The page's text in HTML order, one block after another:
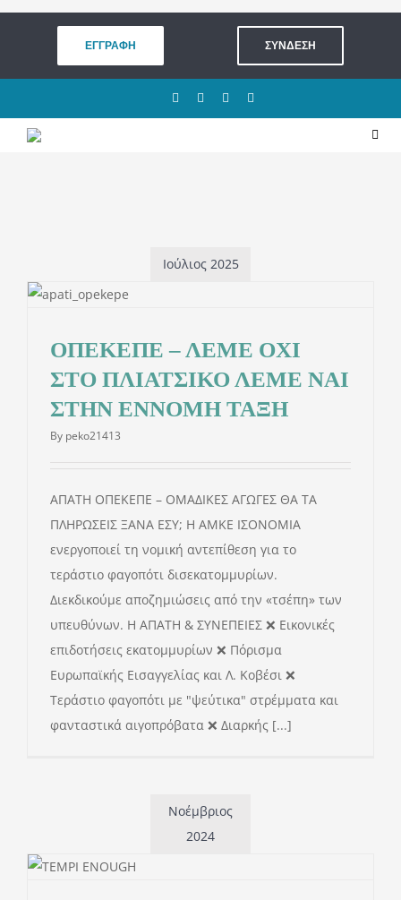
Μετάβαση
περιεχόμενο
ΕΓΓΡΑΦΗ ΣΥΝΔΕΣΗ
ΓΙΝΕ ΜΕΛΟΣ
ΔΡΑΣΕΙΣ & ΣΥΜΜΕΤΟΧΗ
ΕΝΗΜΕΡΩΣΗ
ΕΠΙΚΟΙΝΩΝΙΑ
Αναζήτηση
για:
Ιούλιος 2025
ΟΠΕΚΕΠΕ – ΛΕΜΕ ΟΧΙ
ΣΤΟ ΠΛΙΑΤΣΙΚΟ ΛΕΜΕ ΝΑΙ
ΣΤΗΝ ΕΝΝΟΜΗ ΤΑΞΗ
By peko21413
ΑΠΑΤΗ ΟΠΕΚΕΠΕ – ΟΜΑΔΙΚΕΣ ΑΓΩΓΕΣ ΘΑ ΤΑ
ΠΛΗΡΩΣΕΙΣ ΞΑΝΑ ΕΣΥ; Η ΑΜΚΕ ΙΣΟΝΟΜΙΑ
ενεργοποιεί τη νομική αντεπίθεση για το
τεράστιο φαγοπότι δισεκατομμυρίων.
Διεκδικούμε αποζημιώσεις από την «τσέπη» των
υπευθύνων. Η ΑΠΑΤΗ & ΣΥΝΕΠΕΙΕΣ ❌ Εικονικές
επιδοτήσεις εκατομμυρίων ❌ Πόρισμα
Ευρωπαϊκής Εισαγγελίας και Λ. Κοβέσι ❌
Τεράστιο φαγοπότι με "ψεύτικα" στρέμματα και
φανταστικά αιγοπρόβατα ❌ Διαρκής [...]
Νοέμβριος
2024